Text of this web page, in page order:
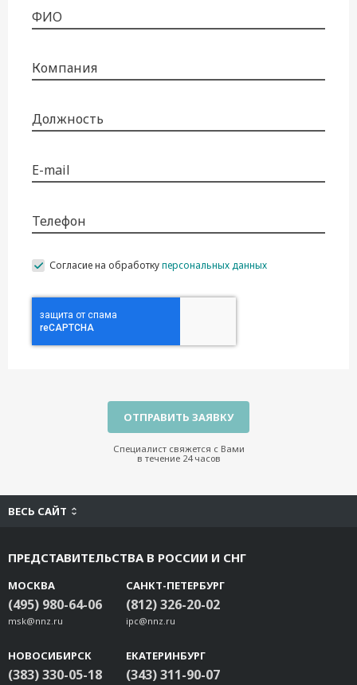
ФИО
Компания
Должность
E-mail
Телефон
Согласие на обработкуперсональных данных
Специалист свяжется с Вами
в течение 24 часов
ВЕСЬ САЙТ
ПРЕДСТАВИТЕЛЬСТВА В РОССИИ И СНГ
МОСКВА
(495) 980-64-06
msk@nnz.ru
САНКТ-ПЕТЕРБУРГ
(812) 326-20-02
ipc@nnz.ru
НОВОСИБИРСК
(383) 330-05-18
ЕКАТЕРИНБУРГ
(343) 311-90-07